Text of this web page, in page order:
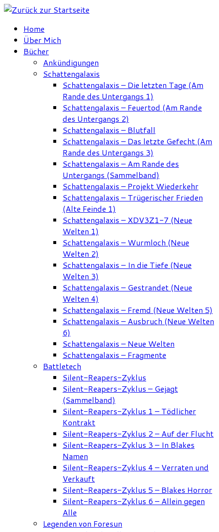
Zum
springenHome
Über Mich
Bücher
Ankündigungen
Schattengalaxis
Schattengalaxis – Die letzten Tage (Am
Rande des Untergangs 1)
Schattengalaxis – Feuertod (Am Rande
des Untergangs 2)
Schattengalaxis – Blutfall
Schattengalaxis – Das letzte Gefecht (Am
Rande des Untergangs 3)
Schattengalaxis – Am Rande des
Untergangs (Sammelband)
Schattengalaxis – Projekt Wiederkehr
Schattengalaxis – Trügerischer Frieden
(Alte Feinde 1)
Schattengalaxis – XDV3Z1-7 (Neue
Welten 1)
Schattengalaxis – Wurmloch (Neue
Welten 2)
Schattengalaxis – In die Tiefe (Neue
Welten 3)
Schattengalaxis – Gestrandet (Neue
Welten 4)
Schattengalaxis – Fremd (Neue Welten 5)
Schattengalaxis – Ausbruch (Neue Welten
6)
Schattengalaxis – Neue Welten
Schattengalaxis – Fragmente
Battletech
Silent-Reapers-Zyklus
Silent-Reapers-Zyklus – Gejagt
(Sammelband)
Silent-Reapers-Zyklus 1 – Tödlicher
Kontrakt
Silent-Reapers-Zyklus 2 – Auf der Flucht
Silent-Reapers-Zyklus 3 – In Blakes
Namen
Silent-Reapers-Zyklus 4 – Verraten und
Verkauft
Silent-Reapers-Zyklus 5 – Blakes Horror
Silent-Reapers-Zyklus 6 – Allein gegen
Alle
Legenden von Foresun